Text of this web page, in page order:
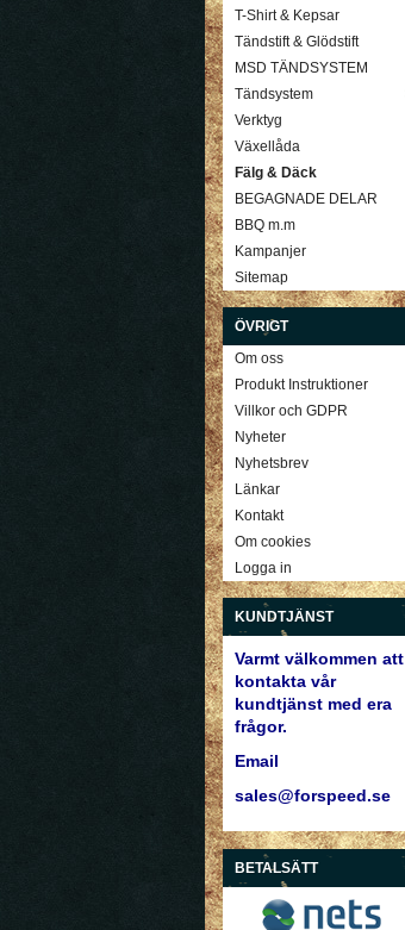
T-Shirt & Kepsar
Tändstift & Glödstift
MSD TÄNDSYSTEM
Tändsystem
Verktyg
Växellåda
Fälg & Däck
BEGAGNADE DELAR
BBQ m.m
Kampanjer
Sitemap
ÖVRIGT
Om oss
Produkt Instruktioner
Villkor och GDPR
Nyheter
Nyhetsbrev
Länkar
Kontakt
Om cookies
Logga in
KUNDTJÄNST
Varmt välkommen att
kontakta vår
kundtjänst med era
frågor.
Email
sales@forspeed.se
BETALSÄTT